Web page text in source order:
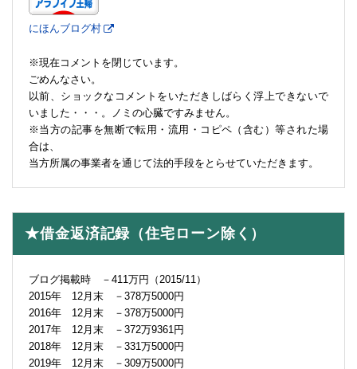
にほんブログ村
※現在コメントを閉じています。
ごめんなさい。
以前、ショックなコメントをいただきしばらく浮上できないで
いました・・・。ノミの心臓ですみません。
※当方の記事を無断で転用・流用・コピペ（含む）等された場
合は、
当方所属の事業者を通じて法的手段をとらせていただきます。
★借金返済記録（住宅ローン除く）
ブログ掲載時 －411万円（2015/11）
2015年 12月末 －378万5000円
2016年 12月末 －378万5000円
2017年 12月末 －372万9361円
2018年 12月末 －331万5000円
2019年 12月末 －309万5000円